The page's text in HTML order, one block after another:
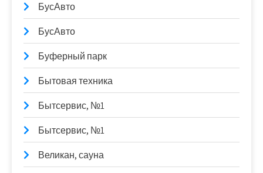
БусАвто
БусАвто
Буферный парк
Бытовая техника
Бытсервис, №1
Бытсервис, №1
Великан, сауна